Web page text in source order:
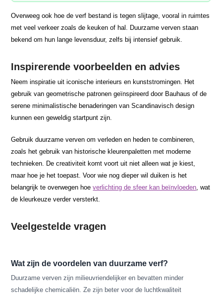
Overweeg ook hoe de verf bestand is tegen slijtage, vooral in ruimtes
met veel verkeer zoals de keuken of hal. Duurzame verven staan
bekend om hun lange levensduur, zelfs bij intensief gebruik.
Inspirerende voorbeelden en advies
Neem inspiratie uit iconische interieurs en kunststromingen. Het
gebruik van geometrische patronen geïnspireerd door Bauhaus of de
serene minimalistische benaderingen van Scandinavisch design
kunnen een geweldig startpunt zijn.
Gebruik duurzame verven om verleden en heden te combineren,
zoals het gebruik van historische kleurenpaletten met moderne
technieken. De creativiteit komt voort uit niet alleen wat je kiest,
maar hoe je het toepast. Voor wie nog dieper wil duiken is het
belangrijk te overwegen hoeverlichting de sfeer kan beïnvloeden , wat
de kleurkeuze verder versterkt.
Veelgestelde vragen
Wat zijn de voordelen van duurzame verf?
Duurzame verven zijn milieuvriendelijker en bevatten minder
schadelijke chemicaliën. Ze zijn beter voor de luchtkwaliteit